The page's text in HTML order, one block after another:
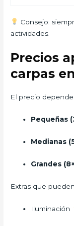
Consejo:
actividades.
Precios
carpas
El precio
Pequeñas
Medianas
Grandes
Extras que
Iluminación